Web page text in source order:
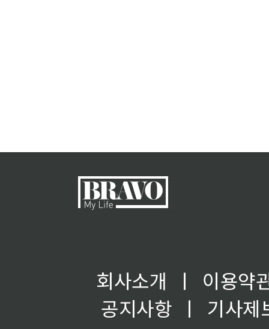
회사소개 ㅣ
이용약
공지사항
ㅣ
기사제